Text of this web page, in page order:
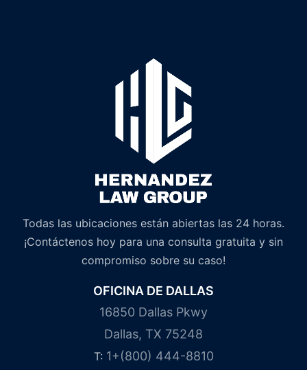
Todas las ubicaciones están abiertas las 24 horas.
¡Contáctenos hoy para una consulta gratuita y sin
compromiso sobre su caso!
OFICINA DE DALLAS
16850 Dallas Pkwy
Dallas, TX 75248
T: 1+(800) 444-8810